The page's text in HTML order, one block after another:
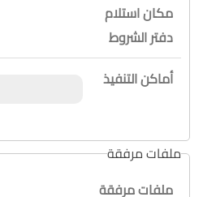
مكان استلام
دفتر الشروط
أماكن التنفيذ
ملفات مرفقة
ملفات مرفقة